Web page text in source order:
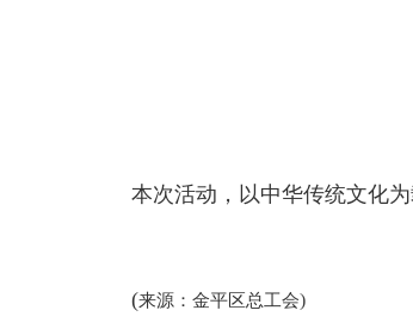
本次活动，以中华传统文化
(来源：金平区总工会)